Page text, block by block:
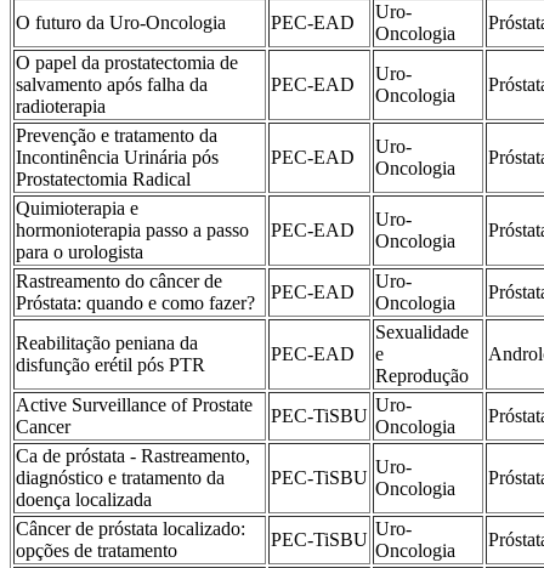
O futuro da Uro-Oncologia PEC-EAD
Uro-
Oncologia
O papel da prostatectomia de
salvamento após falha da
radioterapia
PEC-EAD
Uro-
Oncologia
Prevenção e tratamento da
Incontinência Urinária pós
Prostatectomia Radical
PEC-EAD
Uro-
Oncologia
Quimioterapia e
hormonioterapia passo a passo
para o urologista
PEC-EAD
Uro-
Oncologia
Rastreamento do câncer de
Próstata: quando e como fazer?
PEC-EAD
Uro-
Oncologia
Reabilitação peniana da
disfunção erétil pós PTR
PEC-EAD
Sexualidade
e
Reprodução
Active Surveillance of Prostate
Cancer
PEC-TiSBU
Uro-
Oncologia
Ca de próstata - Rastreamento,
diagnóstico e tratamento da
doença localizada
PEC-TiSBU
Uro-
Oncologia
Câncer de próstata localizado:
opções de tratamento
PEC-TiSBU
Uro-
Oncologia